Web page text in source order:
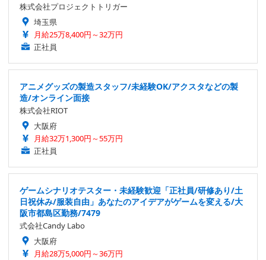
株式会社プロジェクトトリガー
埼玉県
月給25万8,400円～32万円
正社員
アニメグッズの製造スタッフ/未経験OK/アクスタなどの製
造/オンライン面接
株式会社RIOT
大阪府
月給32万1,300円～55万円
正社員
ゲームシナリオテスター・未経験歓迎「正社員/研修あり/土
日祝休み/服装自由」あなたのアイデアがゲームを変える/大
阪市都島区勤務/7479
式会社Candy Labo
大阪府
月給28万5,000円～36万円